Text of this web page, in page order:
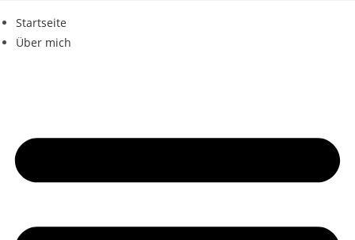
Inhalt
springen
Startseite
Über mich